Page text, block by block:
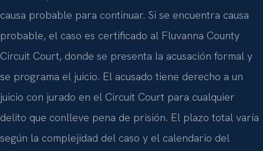
causa probable para continuar. Si se encuentra causa
probable, el caso es certificado al Fluvanna County
Circuit Court, donde se presenta la acusación formal y
se programa el juicio. El acusado tiene derecho a un
juicio con jurado en el Circuit Court para cualquier
delito que conlleve pena de prisión. El plazo total varía
según la complejidad del caso y el calendario del